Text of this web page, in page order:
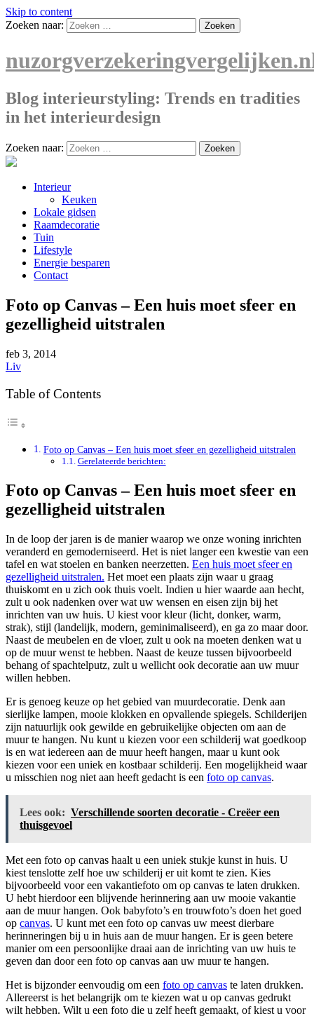
Skip to content
Zoeken naar:
Blog interieurstyling: Trends en tradities
in het interieurdesign
Zoeken naar:
Interieur
Keuken
Lokale gidsen
Raamdecoratie
Tuin
Lifestyle
Energie besparen
Contact
Foto op Canvas – Een huis moet sfeer en
gezelligheid uitstralen
feb 3, 2014
Liv
Table of Contents
Foto op Canvas – Een huis moet sfeer en gezelligheid uitstralen
Gerelateerde berichten:
Foto op Canvas – Een huis moet sfeer en
gezelligheid uitstralen
In de loop der jaren is de manier waarop we onze woning inrichten
veranderd en gemoderniseerd. Het is niet langer een kwestie van een
tafel en wat stoelen en banken neerzetten. Een huis moet sfeer en
gezelligheid uitstralen. Het moet een plaats zijn waar u graag
thuiskomt en u zich ook thuis voelt. Indien u hier waarde aan hecht,
zult u ook nadenken over wat uw wensen en eisen zijn bij het
inrichten van uw huis. U kiest voor kleur (licht, donker, warm,
strak), stijl (landelijk, modern, geminimaliseerd), en ga zo maar door.
Naast de meubelen en de vloer, zult u ook na moeten denken wat u
op de muur wenst te hebben. Naast de keuze tussen bijvoorbeeld
behang of spachtelputz, zult u wellicht ook decoratie aan uw muur
willen hebben.
Er is genoeg keuze op het gebied van muurdecoratie. Denk aan
sierlijke lampen, mooie klokken en opvallende spiegels. Schilderijen
zijn natuurlijk ook gewilde en gebruikelijke objecten om aan de
muur te hangen. Nu kunt u kiezen voor een schilderij wat goedkoop
is en wat iedereen aan de muur heeft hangen, maar u kunt ook
kiezen voor een uniek en kostbaar schilderij. Een mogelijkheid waar
u misschien nog niet aan heeft gedacht is een foto op canvas.
Lees ook: Verschillende soorten decoratie - Creëer een
thuisgevoel
Met een foto op canvas haalt u een uniek stukje kunst in huis. U
kiest tenslotte zelf hoe uw schilderij er uit komt te zien. Kies
bijvoorbeeld voor een vakantiefoto om op canvas te laten drukken.
U hebt hierdoor een blijvende herinnering aan uw mooie vakantie
aan de muur hangen. Ook babyfoto’s en trouwfoto’s doen het goed
op canvas. U kunt met een foto op canvas uw meest dierbare
herinneringen bij u in huis aan de muur hangen. Er is geen betere
manier om een persoonlijke draai aan de inrichting van uw huis te
geven dan door een foto op canvas aan uw muur te hangen.
Het is bijzonder eenvoudig om een foto op canvas te laten drukken.
Allereerst is het belangrijk om te kiezen wat u op canvas gedrukt
wilt hebben. Wilt u een foto die u zelf heeft gemaakt, of kiest u voor